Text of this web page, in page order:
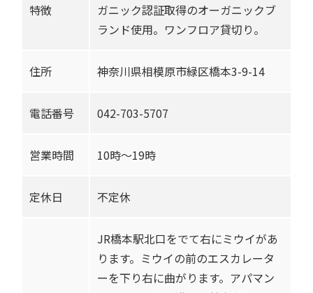
特徴
ガニック認証取得のオーガニックブ
ランド使用。ワンフロア貸切り。
住所 神奈川県相模原市緑区橋本3-9-14
電話番号 042-703-5707
営業時間 10時〜19時
定休日 不定休
JR橋本駅北口をでて右にミウイがあ
ります。ミウイの前のエスカレータ
ーを下り右に曲がります。アパマン